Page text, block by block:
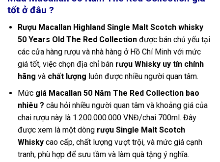
tốt ở đâu ?
Rượu Macallan Highland Single Malt Scotch whisky
50 Years Old The Red Collection được bán chủ yếu tại
các cửa hàng rượu và nhà hàng ở Hồ Chí Minh với mức
giá tốt, việc chọn địa chỉ bán rượu Whisky uy tín chính
hãng và chất lượng luôn được nhiều người quan tâm.
Mức giá Macallan 50 Năm The Red Collection bao
nhiêu ? câu hỏi nhiều người quan tâm và khoảng giá của
chai rượu này là 1.200.000.000 VNĐ/chai 700ml. Đây
được xem là một dòng rượu Single Malt Scotch
Whiskycao cấp, chất lượng vượt trội, và mức giá cạnh
tranh, phù hợp để sưu tầm và làm quà tặng ý nghĩa.